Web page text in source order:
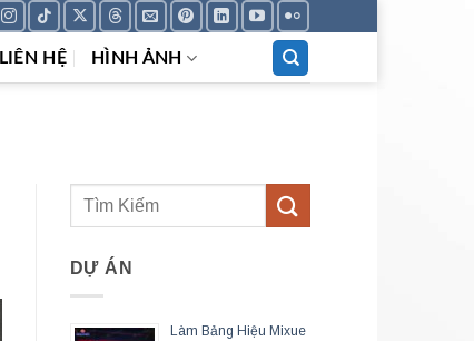
LIÊN HỆ HÌNH ẢNH
DỰ ÁN
Làm Bảng Hiệu Mixue